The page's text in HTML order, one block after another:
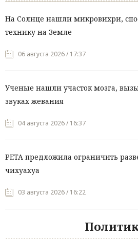
На Солнце нашли микровихри,
технику на Земле
06 августа 2026 / 17:37
Ученые нашли участок мозга,
звуках жевания
04 августа 2026 / 16:37
PETA предложила ограничить
чихуахуа
03 августа 2026 / 16:22